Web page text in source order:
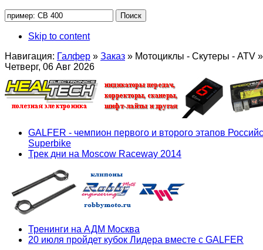
Skip to content
Навигация: Галфер » Заказ » Мотоциклы - Скутеры - ATV »
Четверг, 06 Авг 2026
GALFER - чемпион первого и второго этапов
Superbike
Трек дни на Moscow Raceway 2014
Тренинги на АДМ Москва
20 июля пройдет кубок Лидера вместе с GALFER